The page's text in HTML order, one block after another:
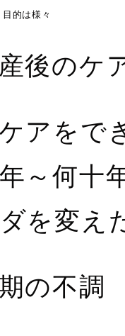
的は様々
後のケ
アをで
～何十
を変え
の不調